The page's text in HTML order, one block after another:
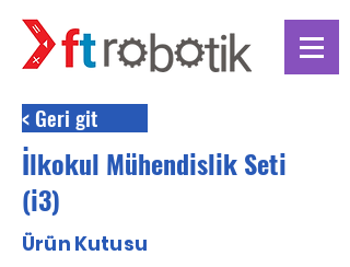
< Geri git
İlkokul Mühendislik Seti
(i3)
Ürün Kutusu